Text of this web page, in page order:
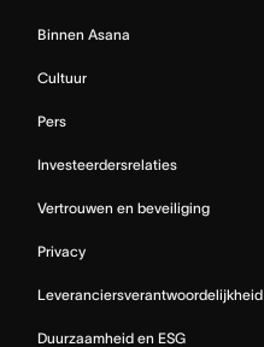
Binnen Asana
Cultuur
Pers
Investeerdersrelaties
Vertrouwen en beveiliging
Privacy
Leveranciersverantwoordelijkheid
Duurzaamheid en ESG